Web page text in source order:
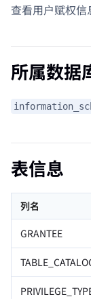
查看用户赋权信
所属数据
表信息
列名
GRANTEE